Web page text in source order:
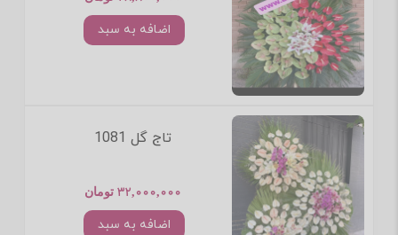
اضافه به سبد
تاج گل 1081
32,000,000 تومان
اضافه به سبد